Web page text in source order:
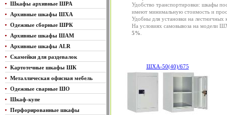
Шкафы архивные ШРА
Архивные шкафы ШХА
Одежные сборные ШРК
Архивные шкафы ШАМ
Архивные шкафы ALR
Скамейки для раздевалок
Картотечные шкафы ШК
Металлическая офисная мебель
Одежные сварные ШО
Шкаф-купе
Перфорированные шкафы
Удобство транспортировки: шкафы
имеют минимальную стоимость и
Удобны для установки на лестничных
На условиях самовывоза на
5%
ШХА-50(40)/675